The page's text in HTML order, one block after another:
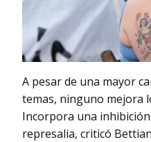
A pesar de una mayor
temas, ninguno mejora
Incorpora una
represalia, criticó